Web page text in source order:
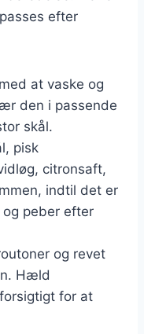
efter
at vaske og
den i passende
skål.
pisk
citronsaft,
indtil det er
peber efter
og revet
Hæld
for at